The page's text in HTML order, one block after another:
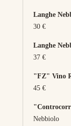
Langhe
30 €
Langhe
37 €
"FZ" Vino
45 €
Nebbiolo